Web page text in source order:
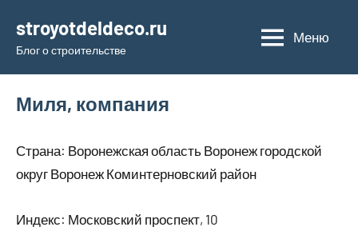
содержимому
stroyotdeldeco.ru
Блог о строительстве
Меню
Миля, компания
Страна: Воронежская область Воронеж городской
округ Воронеж Коминтерновский район
Индекс: Московский проспект, 10